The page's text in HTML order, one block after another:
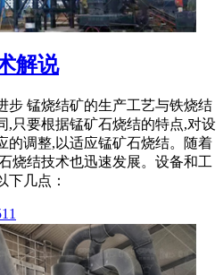
解说
步 锰烧结矿的生产工艺与铁烧结
,只要根据锰矿石烧结的特点,对设
的调整,以适应锰矿石烧结。随着
烧结技术也迅速发展。设备和工
下几点：